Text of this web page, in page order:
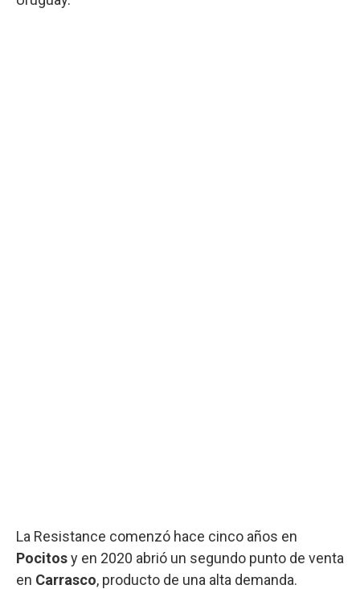
La Resistance comenzó hace cinco años en
Pocitosy en 2020 abrió un segundo punto de venta
en Carrasco, producto de una alta demanda.